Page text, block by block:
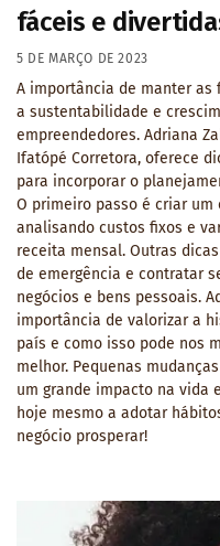
fáceis e
5 DE MARÇO DE 2023
A importância de manter
a sustentabilidade e
empreendedores. Adriana
Ifatópé Corretora, oferece
para incorporar o
O primeiro passo é criar
analisando custos fixos e
receita mensal. Outras
de emergência e contratar
negócios e bens pessoais.
importância de valorizar a
país e como isso pode nos
melhor. Pequenas
um grande impacto na vida
hoje mesmo a adotar
negócio prosperar!